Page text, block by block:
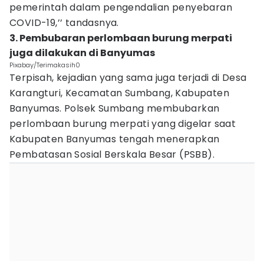
pemerintah dalam pengendalian penyebaran
COVID-19,’’ tandasnya.
3. Pembubaran perlombaan burung merpati
juga dilakukan di Banyumas
Pixabay/Terimakasih0
Terpisah, kejadian yang sama juga terjadi di Desa
Karangturi, Kecamatan Sumbang, Kabupaten
Banyumas. Polsek Sumbang membubarkan
perlombaan burung merpati yang digelar saat
Kabupaten Banyumas tengah menerapkan
Pembatasan Sosial Berskala Besar (PSBB).